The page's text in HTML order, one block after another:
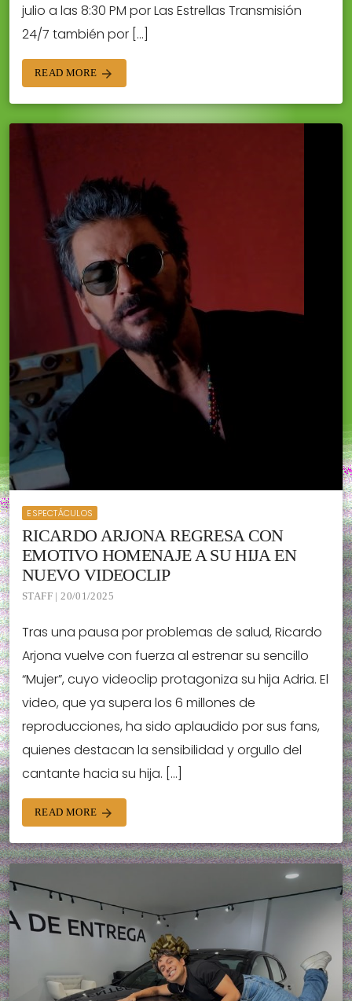
julio a las 8:30 PM por Las Estrellas Transmisión
24/7 también por […]
READ MORE arrow_forward
ESPECTÁCULOS
RICARDO ARJONA REGRESA CON
EMOTIVO HOMENAJE A SU HIJA EN
NUEVO VIDEOCLIP
STAFF | 20/01/2025
Tras una pausa por problemas de salud, Ricardo
Arjona vuelve con fuerza al estrenar su sencillo
“Mujer”, cuyo videoclip protagoniza su hija Adria. El
video, que ya supera los 6 millones de
reproducciones, ha sido aplaudido por sus fans,
quienes destacan la sensibilidad y orgullo del
cantante hacia su hija. […]
READ MORE arrow_forward